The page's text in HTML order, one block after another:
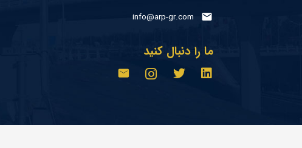
info@arp-gr.com
ما را دنبال کنید